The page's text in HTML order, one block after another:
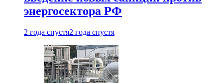
энергосектора РФ
2 года спустя2 года спустя